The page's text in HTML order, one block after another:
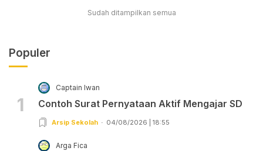
Sudah ditampilkan semua
Populer
1
Captain Iwan
Contoh Surat Pernyataan Aktif Mengajar SD
Arsip Sekolah 04/08/2026 | 18:55
Arga Fica